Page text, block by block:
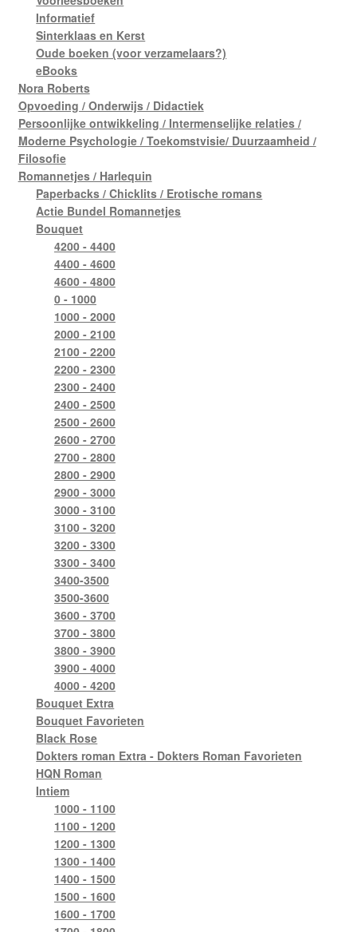
Informatief
Sinterklaas en Kerst
Oude boeken (voor verzamelaars?)
eBooks
Nora Roberts
Opvoeding / Onderwijs / Didactiek
Persoonlijke ontwikkeling / Intermenselijke relaties /
Moderne Psychologie / Toekomstvisie/ Duurzaamheid /
Filosofie
Romannetjes / Harlequin
Paperbacks / Chicklits / Erotische romans
Actie Bundel Romannetjes
Bouquet
4200 - 4400
4400 - 4600
4600 - 4800
0 - 1000
1000 - 2000
2000 - 2100
2100 - 2200
2200 - 2300
2300 - 2400
2400 - 2500
2500 - 2600
2600 - 2700
2700 - 2800
2800 - 2900
2900 - 3000
3000 - 3100
3100 - 3200
3200 - 3300
3300 - 3400
3400-3500
3500-3600
3600 - 3700
3700 - 3800
3800 - 3900
3900 - 4000
4000 - 4200
Bouquet Extra
Bouquet Favorieten
Black Rose
Dokters roman Extra - Dokters Roman Favorieten
HQN Roman
Intiem
1000 - 1100
1100 - 1200
1200 - 1300
1300 - 1400
1400 - 1500
1500 - 1600
1600 - 1700